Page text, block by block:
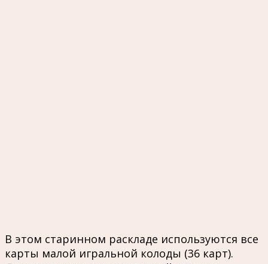
В этом старинном раскладе используются все
карты малой игральной колоды (36 карт).